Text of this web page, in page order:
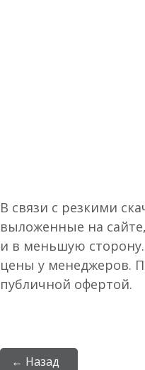
В связи с резкими
выложенные на
и в меньшую
цены у менеджеров.
публичной офертой.
← Назад